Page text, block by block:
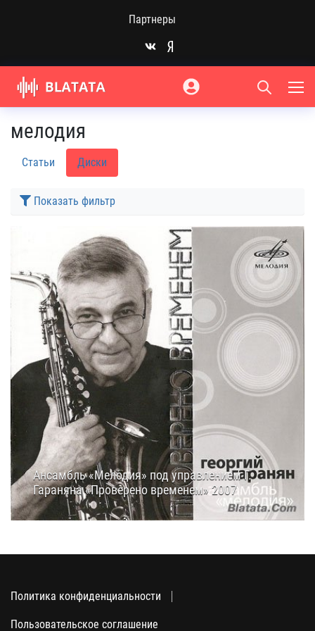
Партнеры
мелодия
Статьи Диски
Показать фильтр
Ансамбль «Мелодия» под управлением Г.
Гараняна «Проверено временем» 2007
11.03.201914:19
Политика конфиденциальности
Пользовательское соглашение